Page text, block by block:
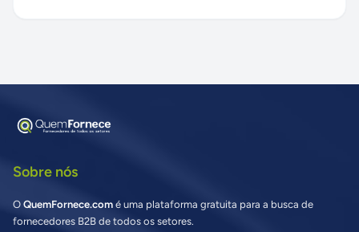
Sobre nós
O QuemFornece.com é uma plataforma gratuita para a busca de
fornecedores B2B de todos os setores.